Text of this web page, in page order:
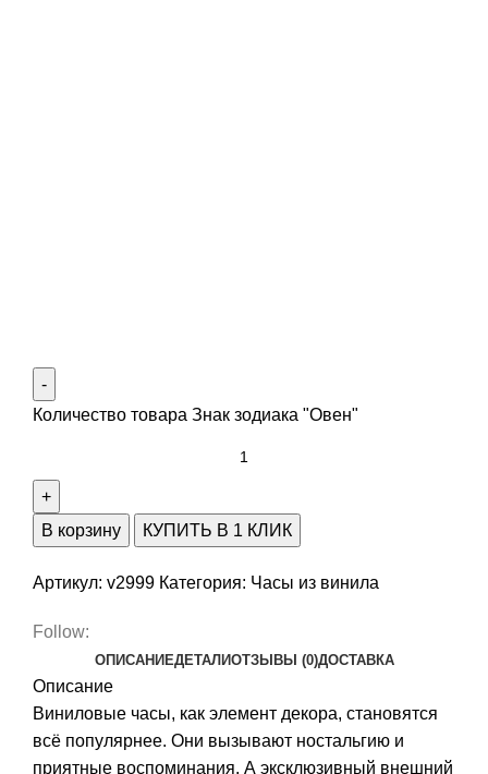
Количество товара Знак зодиака "Овен"
В корзину КУПИТЬ В 1 КЛИК
Артикул: v2999 Категория: Часы из винила
Follow:
ОПИСАНИЕДЕТАЛИОТЗЫВЫ (0)ДОСТАВКА
Описание
Виниловые часы, как элемент декора, становятся
всё популярнее. Они вызывают ностальгию и
приятные воспоминания. А эксклюзивный внешний